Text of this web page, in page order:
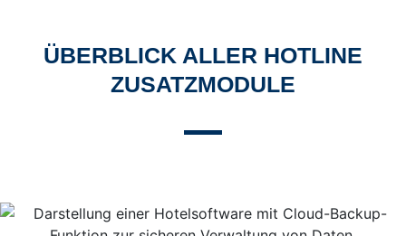
ÜBERBLICK ALLER HOTLINE
ZUSATZMODULE